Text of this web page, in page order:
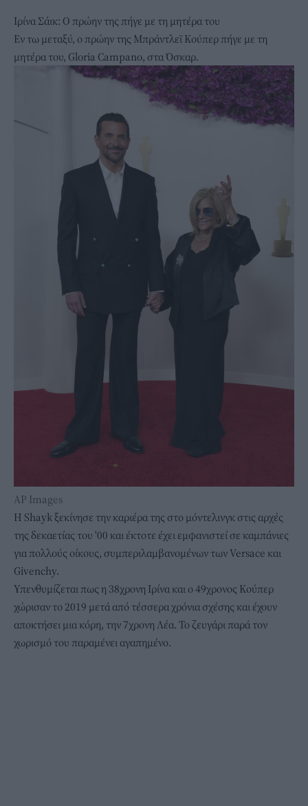
Ιρίνα Σάικ: Ο πρώην της πήγε με τη μητέρα του
Εν τω μεταξύ, ο πρώην της Μπράντλεϊ Κούπερ πήγε με τη
μητέρα του, Gloria Campano, στα Όσκαρ.
AP Images
Η Shayk ξεκίνησε την καριέρα της στο μόντελινγκ στις αρχές
της δεκαετίας του '00 και έκτοτε έχει εμφανιστεί σε καμπάνιες
για πολλoύς οίκους, συμπεριλαμβανομένων των Versace και
Givenchy.
Υπενθυμίζεται πως η 38χρονη Ιρίνα και ο 49χρονος Κούπερ
χώρισαν το 2019 μετά από τέσσερα χρόνια σχέσης και έχουν
αποκτήσει μια κόρη, την 7χρονη Λέα. Το ζευγάρι παρά τον
χωρισμό του παραμένει αγαπημένο.